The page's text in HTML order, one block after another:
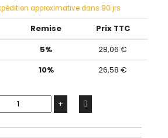
approximative dans 90 jrs
Remise
Prix TTC
5%
28,06 €
10% 26,58 €
+